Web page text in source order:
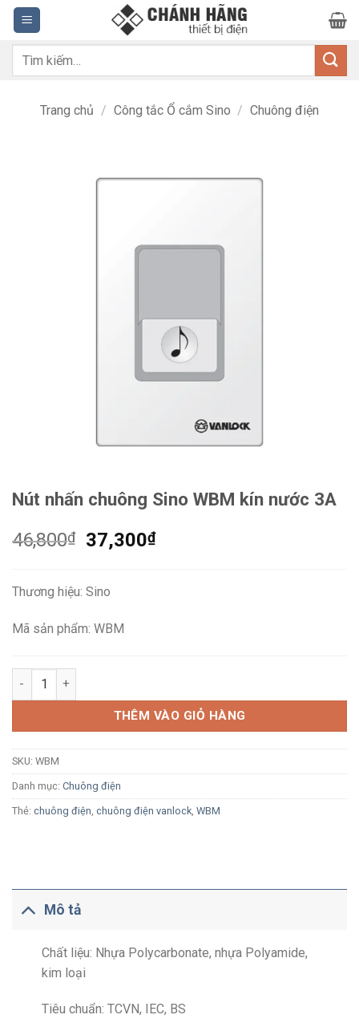
Bỏ
qua
nội
dung
Tìm
Trang chủ / Công tắc Ổ cắm Sino / Chuông điện
Nút nhấn chuông Sino WBM kín nước 3A
46,800₫
Giá
46,800₫.
37,300₫Giá
Thương hiệu: Sino
Mã sản phẩm: WBM
Nút nhấn chuông Sino WBM kín nước 3A số lượng
THÊM VÀO GIỎ HÀNG
SKU: WBM
Danh mục: Chuông điện
Thẻ: chuông điện chuông điện vanlock WBM
Mô tả
Chất liệu: Nhựa Polycarbonate, nhựa Polyamide,
kim loại
Tiêu chuẩn: TCVN, IEC, BS